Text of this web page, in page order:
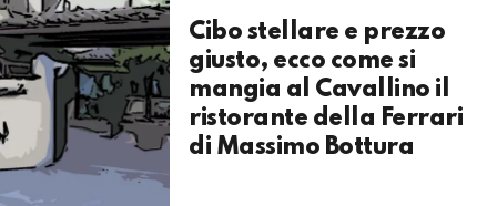
Cibo stellare e prezzo
giusto, ecco come si
mangia al Cavallino il
ristorante della Ferrari
di Massimo Bottura